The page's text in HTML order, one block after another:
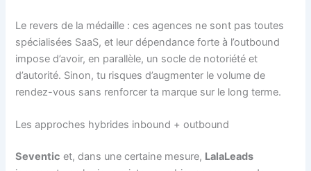
Le revers de la médaille : ces agences ne sont pas toutes
spécialisées SaaS, et leur dépendance forte à l’outbound
impose d’avoir, en parallèle, un socle de notoriété et
d’autorité. Sinon, tu risques d’augmenter le volume de
rendez-vous sans renforcer ta marque sur le long terme.
Les approches hybrides inbound + outbound
Seventic et, dans une certaine mesure, LalaLeads